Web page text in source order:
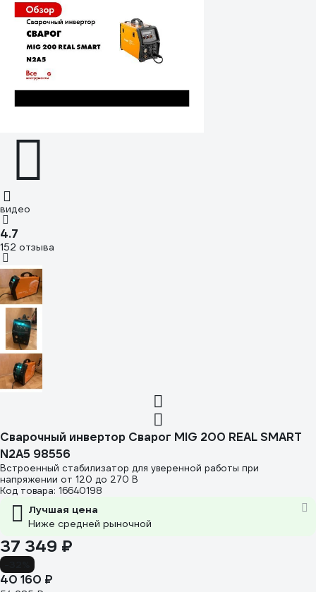
видео
4.7
152 отзыва
Сварочный инвертор Сварог MIG 200 REAL SMART
N2A5 98556
Встроенный стабилизатор для уверенной работы при
напряжении от 120 до 270 В
Код товара: 16640198
Лучшая цена
Ниже средней рыночной
37 349 ₽
40 160 ₽